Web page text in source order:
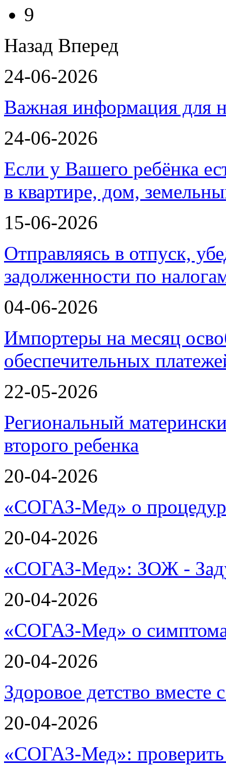
9
Назад Вперед
24-06-2026
Важная информация для
24-06-2026
Если у Вашего ребёнка
в квартире, дом,
15-06-2026
Отправляясь в отпуск,
задолженности по
04-06-2026
Импортеры на месяц
обеспечительных
22-05-2026
Региональный
второго ребенка
20-04-2026
«СОГАЗ-Мед» о
20-04-2026
«СОГАЗ-Мед»: ЗОЖ -
20-04-2026
«СОГАЗ-Мед» о
20-04-2026
Здоровое детство
20-04-2026
«СОГАЗ-Мед»: проверить